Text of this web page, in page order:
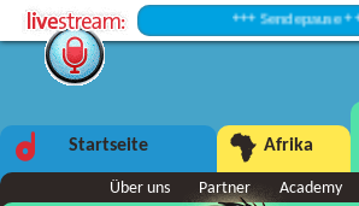
+++ Sendepause +++
Startseite Afrika
Über uns Partner Academy